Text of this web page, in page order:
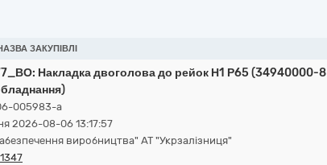
ЗАКУПІВЛІ
Накладка двоголова до рейок Н1 Р65 (34940000-8
005983-a
2026-08-06 13:17:57
виробництва" АТ "Укрзалізниця"